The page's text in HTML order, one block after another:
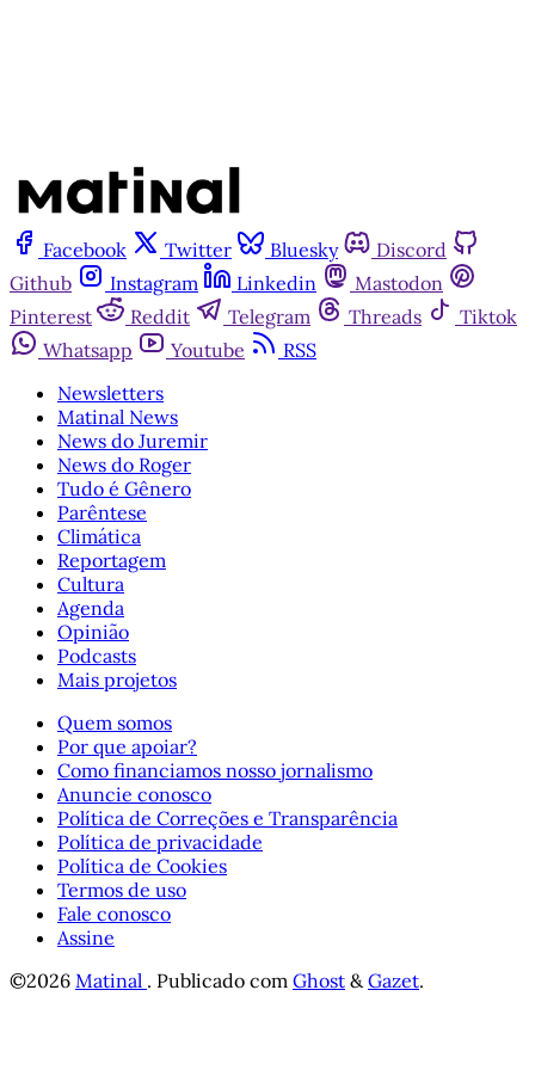
Facebook Twitter Bluesky
Discord
Github
Instagram Linkedin
Mastodon
Pinterest
Reddit Telegram Threads
Tiktok
Whatsapp
Youtube
RSS
Newsletters
Matinal News
News do Juremir
News do Roger
Tudo é Gênero
Parêntese
Climática
Reportagem
Cultura
Agenda
Opinião
Podcasts
Mais projetos
Quem somos
Por que apoiar?
Como financiamos nosso jornalismo
Anuncie conosco
Política de Correções e Transparência
Política de privacidade
Política de Cookies
Termos de uso
Fale conosco
Assine
©2026 Matinal . Publicado com Ghost &Gazet.